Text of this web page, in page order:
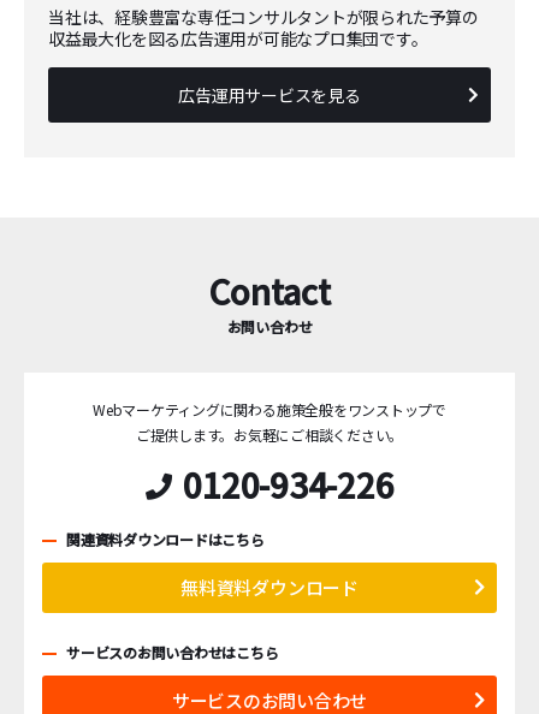
当社は、経験豊富な専任コンサルタントが限られた予算の
収益最大化を図る広告運用が可能なプロ集団です。
広告運用サービスを見る
Contact
お問い合わせ
Webマーケティングに関わる施策全般をワンストップで
ご提供します。 お気軽にご相談ください。
0120-934-226
関連資料ダウンロードはこちら
無料資料ダウンロード
サービスのお問い合わせはこちら
サービスのお問い合わせ